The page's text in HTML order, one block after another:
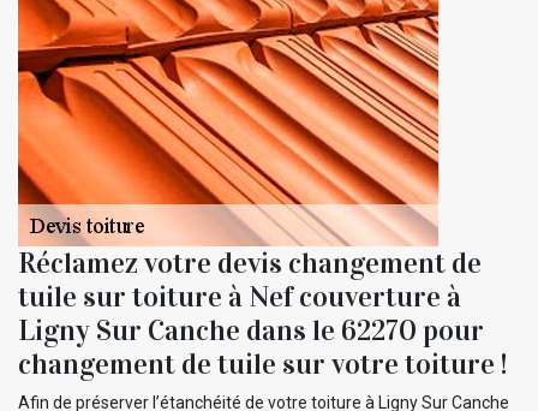
Réclamez votre devis changement de
tuile sur toiture à Nef couverture à
Ligny Sur Canche dans le 62270 pour
changement de tuile sur votre toiture !
Afin de préserver l’étanchéité de votre toiture à Ligny Sur Canche